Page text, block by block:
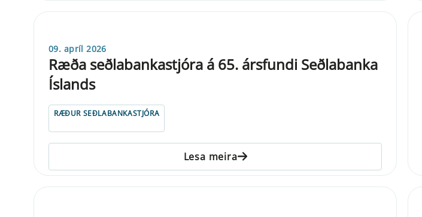
09. apríl 2026
Ræða seðlabankastjóra á 65. ársfundi Seðlabanka
Íslands
RÆÐUR SEÐLABANKASTJÓRA
Lesa meira